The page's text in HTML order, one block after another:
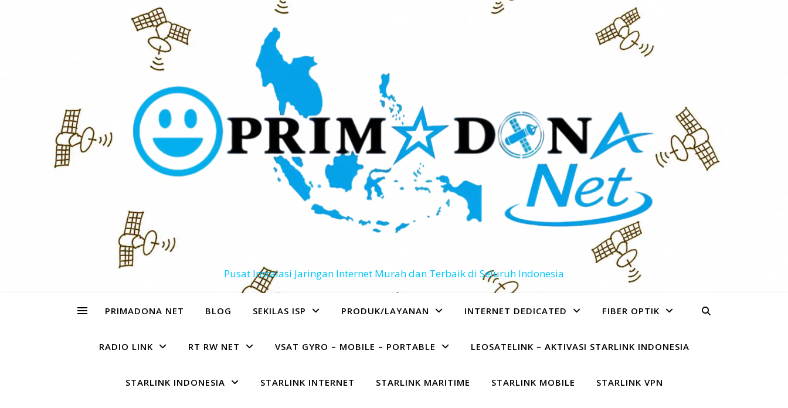
Pusat Instalasi Jaringan Internet Murah dan Terbaik di Seluruh Indonesia
PRIMADONA NET BLOG SEKILAS ISP PRODUK/LAYANAN INTERNET DEDICATED FIBER OPTIK
RADIO LINK RT RW NET VSAT GYRO – MOBILE – PORTABLE LEOSATELINK – AKTIVASI STARLINK INDONESIA
STARLINK INDONESIA STARLINK INTERNET STARLINK MARITIME STARLINK MOBILE STARLINK VPN